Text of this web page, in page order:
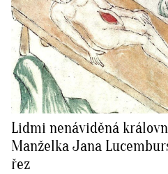
Lidmi nenáviděná
Manželka Jana
řez